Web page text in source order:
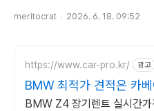
meritocrat 2026. 6. 18. 09:52
https://www.car-pro.kr/ 광고
BMW 최적가 견적은 카
가차량 무료견적
BMW Z4 장기렌트 실시간가